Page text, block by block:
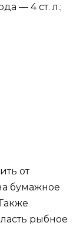
— 4 ст. л.;
от
бумажное
рыбное